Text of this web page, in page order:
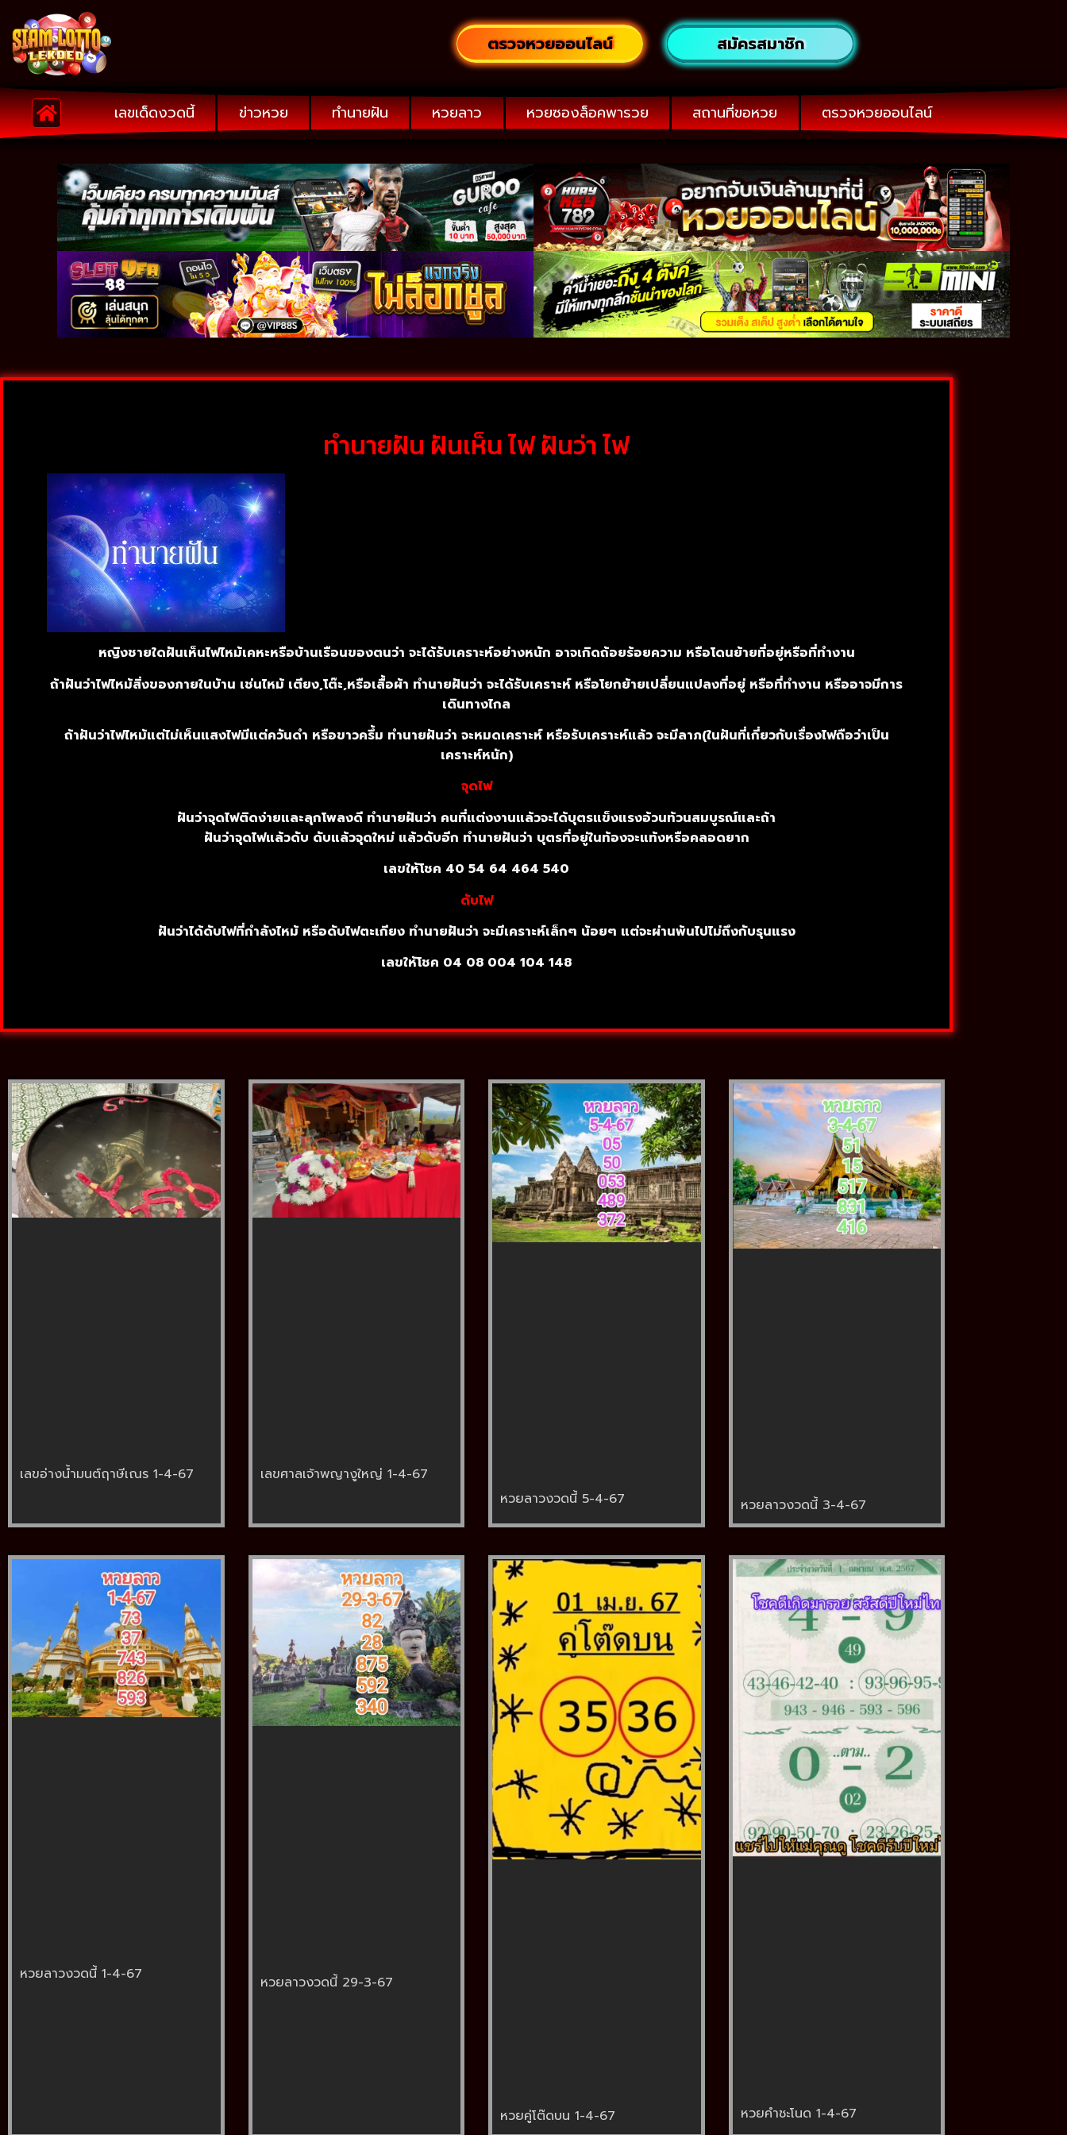
ตรวจหวยออนไลน์ สมัครสมาชิก
เลขเด็ดงวดนี้ ข่าวหวย ทำนายฝัน หวยลาว หวยซองล็อคพารวย สถานที่ขอหวย ตรวจหวยออนไลน์
ทำนายฝัน ฝันเห็น ไฟ ฝันว่า ไฟ
หญิงชายใดฝันเห็นไฟไหม้เคหะหรือบ้านเรือนของตนว่า จะได้รับเคราะห์อย่างหนัก อาจเกิดถ้อยร้อยความ หรือโดนย้ายที่อยู่หรือที่ทำงาน
ถ้าฝันว่าไฟไหม้สิ่งของภายในบ้าน เช่นไหม้ เตียง,โต๊ะ,หรือเสื้อผ้า ทำนายฝันว่า จะได้รับเคราะห์ หรือโยกย้ายเปลี่ยนแปลงที่อยู่ หรือที่ทำงาน หรืออาจมีการ
เดินทางไกล
ถ้าฝันว่าไฟไหม้แต่ไม่เห็นแสงไฟมีแต่ควันดำ หรือขาวครึ้ม ทำนายฝันว่า จะหมดเคราะห์ หรือรับเคราะห์แล้ว จะมีลาภ(ในฝันที่เกี่ยวกับเรื่องไฟถือว่าเป็น
เคราะห์หนัก)
จุดไฟ
ฝันว่าจุดไฟติดง่ายและลุกโพลงดี ทำนายฝันว่า คนที่แต่งงานแล้วจะได้บุตรแข็งแรงอ้วนท้วนสมบูรณ์และถ้า
ฝันว่าจุดไฟแล้วดับ ดับแล้วจุดใหม่ แล้วดับอีก ทำนายฝันว่า บุตรที่อยู่ในท้องจะแท้งหรือคลอดยาก
เลขให้โชค 40 54 64 464 540
ดับไฟ
ฝันว่าได้ดับไฟที่กำลังไหม้ หรือดับไฟตะเกียง ทำนายฝันว่า จะมีเคราะห์เล็กๆ น้อยๆ แต่จะผ่านพ้นไปไม่ถึงกับรุนแรง
เลขให้โชค 04 08 004 104 148
เลขอ่างน้ำมนต์ฤาษีเณร 1-4-67
เลขศาลเจ้าพญางูใหญ่ 1-4-67
หวยลาวงวดนี้ 5-4-67
หวยลาวงวดนี้ 3-4-67
หวยลาวงวดนี้ 1-4-67 หวยลาวงวดนี้ 29-3-67
หวยคู่โต๊ดบน 1-4-67 หวยคำชะโนด 1-4-67